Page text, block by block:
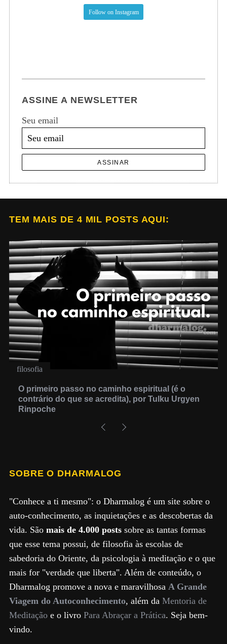
Follow on Instagram
ASSINE A NEWSLETTER
Seu email
ASSINAR
TEM MAIS DE 4 MIL POSTS AQUI:
filosofia
O primeiro passo no caminho espiritual (é o
contrário do que se acredita), por Tulku Urgyen
Rinpoche
SOBRE O DHARMALOG
"Conhece a ti mesmo": o Dharmalog é um site sobre o
auto-conhecimento, as inquietações e as descobertas da
vida. São mais de 4.000 postssobre as tantas formas
que esse tema possui, de filosofia às escolas de
sabedoria do Oriente, da psicologia à meditação e o que
mais for "verdade que liberta". Além de conteúdo, o
Dharmalog promove a nova e maravilhosa A Grande
Viagem do Autoconhecimento, além da Mentoria de
Meditaçãoe o livro Para Abraçar a Prática. Seja bem-
vindo.